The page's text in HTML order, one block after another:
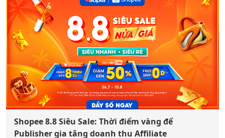
Shopee 8.8 Siêu Sale: Thời điểm vàng để
Publisher gia tăng doanh thu Affiliate